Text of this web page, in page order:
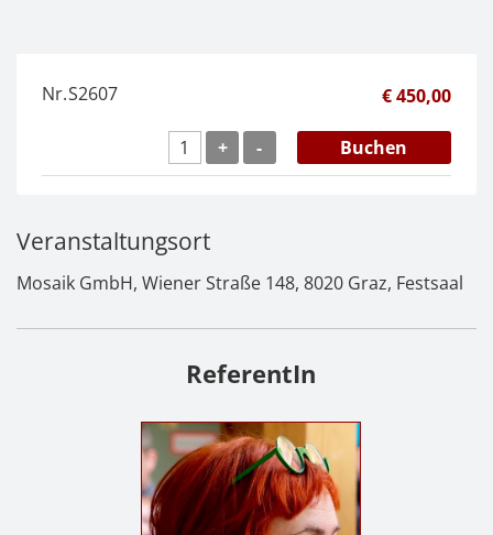
€ 450,00
Nr.S2607
+ - Buchen
Veranstaltungsort
Mosaik GmbH, Wiener Straße 148, 8020 Graz, Festsaal
ReferentIn